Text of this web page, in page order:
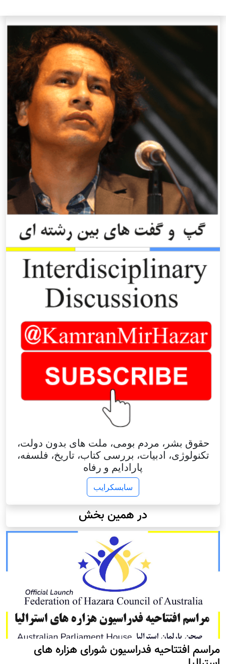
حقوق بشر، مردم بومی، ملت های بدون دولت،
تکنولوژی، ادبیات، بررسی کتاب، تاریخ، فلسفه،
پارادایم و رفاه
سابسکرایب
در همین بخش
مراسم افتتاحیه فدراسیون شورای هزاره های